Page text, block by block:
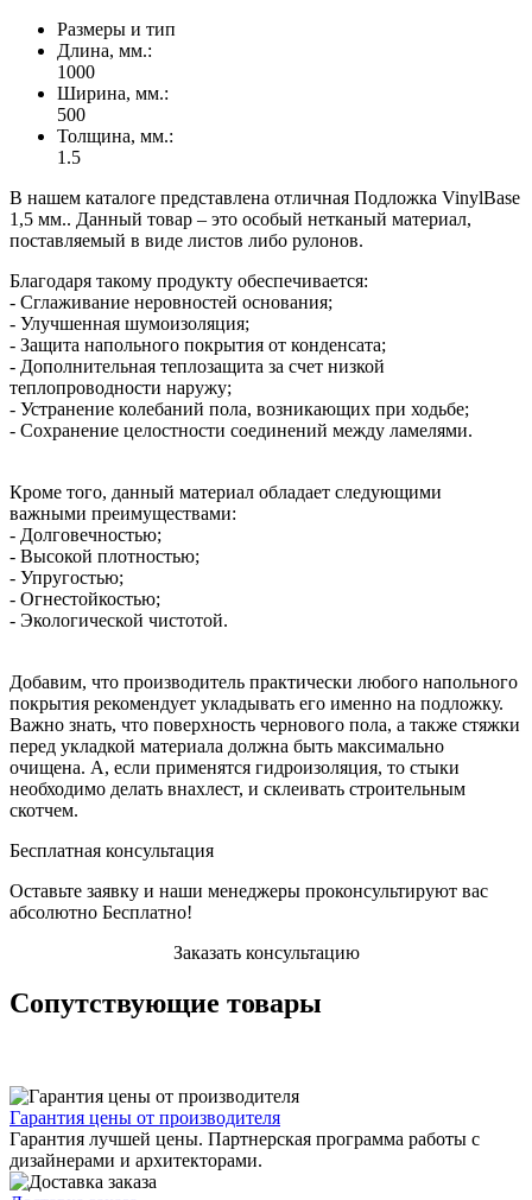
Размеры и тип
Длина, мм.:
1000
Ширина, мм.:
500
Толщина, мм.:
1.5
В нашем каталоге представлена отличная Подложка VinylBase
1,5 мм.. Данный товар – это особый нетканый материал,
поставляемый в виде листов либо рулонов.
Благодаря такому продукту обеспечивается:
- Сглаживание неровностей основания;
- Улучшенная шумоизоляция;
- Защита напольного покрытия от конденсата;
- Дополнительная теплозащита за счет низкой
теплопроводности наружу;
- Устранение колебаний пола, возникающих при ходьбе;
- Сохранение целостности соединений между ламелями.
Кроме того, данный материал обладает следующими
важными преимуществами:
- Долговечностью;
- Высокой плотностью;
- Упругостью;
- Огнестойкостью;
- Экологической чистотой.
Добавим, что производитель практически любого напольного
покрытия рекомендует укладывать его именно на подложку.
Важно знать, что поверхность чернового пола, а также стяжки
перед укладкой материала должна быть максимально
очищена. А, если применятся гидроизоляция, то стыки
необходимо делать внахлест, и склеивать строительным
скотчем.
Бесплатная консультация
Оставьте заявку и наши менеджеры проконсультируют вас
абсолютно Бесплатно!
Заказать консультацию
Сопутствующие товары
Гарантия цены от производителя
Гарантия лучшей цены. Партнерская программа работы с
дизайнерами и архитекторами.